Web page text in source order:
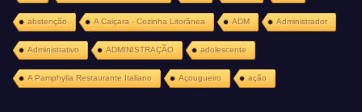
abstenção A Caiçara - Cozinha Litorânea ADM Administrador
Administrativo ADMINISTRAÇÃO adolescente
A Pamphylia Restaurante Italiano Açougueiro ação